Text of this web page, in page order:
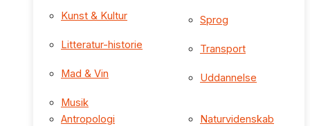
Kunst & Kultur
Litteratur-historie
Mad & Vin
Musik
Sprog
Transport
Uddannelse
Antropologi
Naturvidenskab